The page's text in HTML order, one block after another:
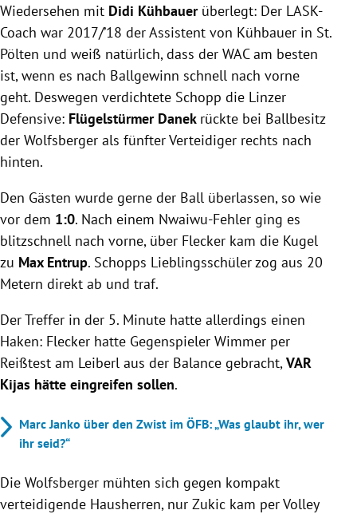
Wiedersehen mit Didi Kühbauer überlegt: Der LASK-
Coach war 2017/’18 der Assistent von Kühbauer in St.
Pölten und weiß natürlich, dass der WAC am besten
ist, wenn es nach Ballgewinn schnell nach vorne
geht. Deswegen verdichtete Schopp die Linzer
Defensive: Flügelstürmer Danek rückte bei Ballbesitz
der Wolfsberger als fünfter Verteidiger rechts nach
hinten.
Den Gästen wurde gerne der Ball überlassen, so wie
vor dem 1:0. Nach einem Nwaiwu-Fehler ging es
blitzschnell nach vorne, über Flecker kam die Kugel
zu Max Entrup. Schopps Lieblingsschüler zog aus 20
Metern direkt ab und traf.
Der Treffer in der 5. Minute hatte allerdings einen
Haken: Flecker hatte Gegenspieler Wimmer per
Reißtest am Leiberl aus der Balance gebracht,VAR
Kijas hätte eingreifen sollen.
Marc Janko über den Zwist im ÖFB: „Was glaubt ihr, wer
ihr seid?“
Die Wolfsberger mühten sich gegen kompakt
verteidigende Hausherren, nur Zukic kam per Volley